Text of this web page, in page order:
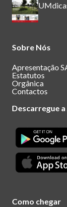
Sobre Nós
Apresentação
Estatutos
Orgânica
Contactos
Descarregue a
Como chegar